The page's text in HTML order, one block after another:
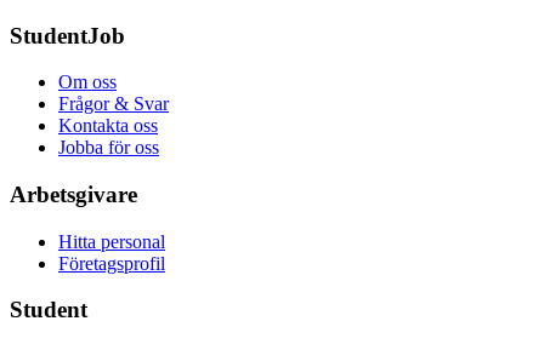
StudentJob
Om oss
Frågor & Svar
Kontakta oss
Jobba för oss
Arbetsgivare
Hitta personal
Företagsprofil
Student